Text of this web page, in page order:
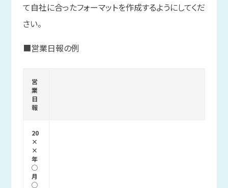
て自社に合ったフォーマットを作成するようにしてくだ
さい。
■営業日報の例
営
業
日
報
20
×
×
年
◯
月
◯